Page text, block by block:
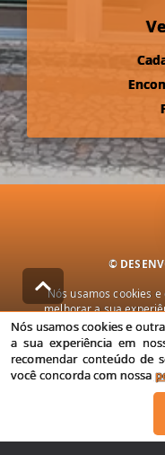
©
Nós usamos cookies
melhorar a sua
publicidade e
nossos serviços, você
Política de
Nós usamos cookies e
a sua experiência em
recomendar conteúdo de
você concorda com nossa